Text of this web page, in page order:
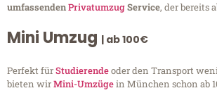
umfassendenPrivatumzugService, der bereits
Mini Umzug | ab 100€
Perfekt fürStudierendeoder den Transport
bieten wirMini-Umzügein München schon ab